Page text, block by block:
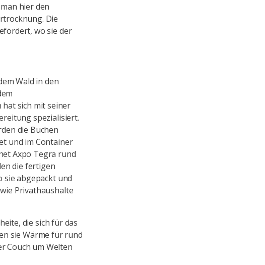
hier den
Die
wo sie der
Wald in den
hat sich mit seiner
spezialisiert.
die Buchen
und im Container
Axpo Tegra rund
die fertigen
abgepackt und
Privathaushalte
die sich für das
sie Wärme für rund
Couch um Welten